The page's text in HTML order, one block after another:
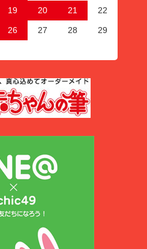
19 20 21 22
26 27 28 29